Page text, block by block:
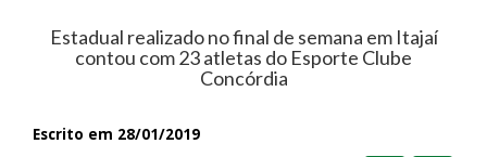
Estadual realizado no final de semana em Itajaí
contou com 23 atletas do Esporte Clube
Concórdia
Escrito em 28/01/2019